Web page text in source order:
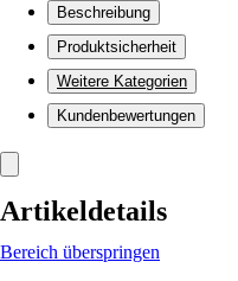
Beschreibung
Produktsicherheit
Weitere Kategorien
Kundenbewertungen
Artikeldetails
Bereich überspringen